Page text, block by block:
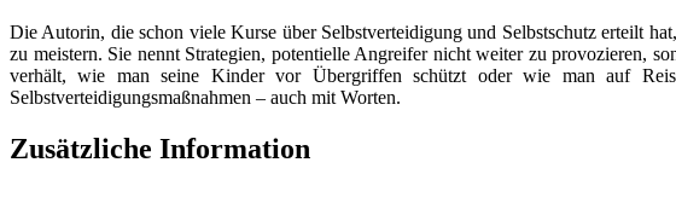
Menge
Die Autorin, die schon viele Kurse über Selbstverteidigung und Selbstschutz erteilt
zu meistern. Sie nennt Strategien, potentielle Angreifer nicht weiter zu provozieren,
verhält, wie man seine Kinder vor Übergriffen schützt oder wie man auf
Selbstverteidigungsmaßnahmen – auch mit Worten.
Zusätzliche Information